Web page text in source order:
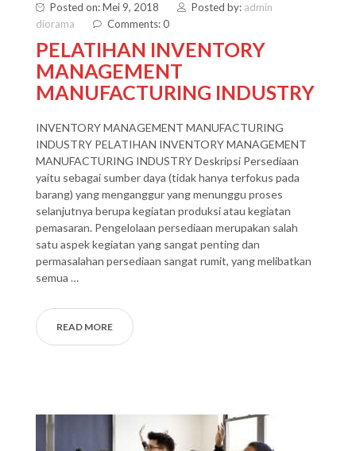
Posted on: Mei 9, 2018 Posted by: admin
diorama
Comments: 0
PELATIHAN INVENTORY
MANAGEMENT
MANUFACTURING INDUSTRY
INVENTORY MANAGEMENT MANUFACTURING
INDUSTRY PELATIHAN INVENTORY MANAGEMENT
MANUFACTURING INDUSTRY Deskripsi Persediaan
yaitu sebagai sumber daya (tidak hanya terfokus pada
barang) yang menganggur yang menunggu proses
selanjutnya berupa kegiatan produksi atau kegiatan
pemasaran. Pengelolaan persediaan merupakan salah
satu aspek kegiatan yang sangat penting dan
permasalahan persediaan sangat rumit, yang melibatkan
semua …
READ MORE